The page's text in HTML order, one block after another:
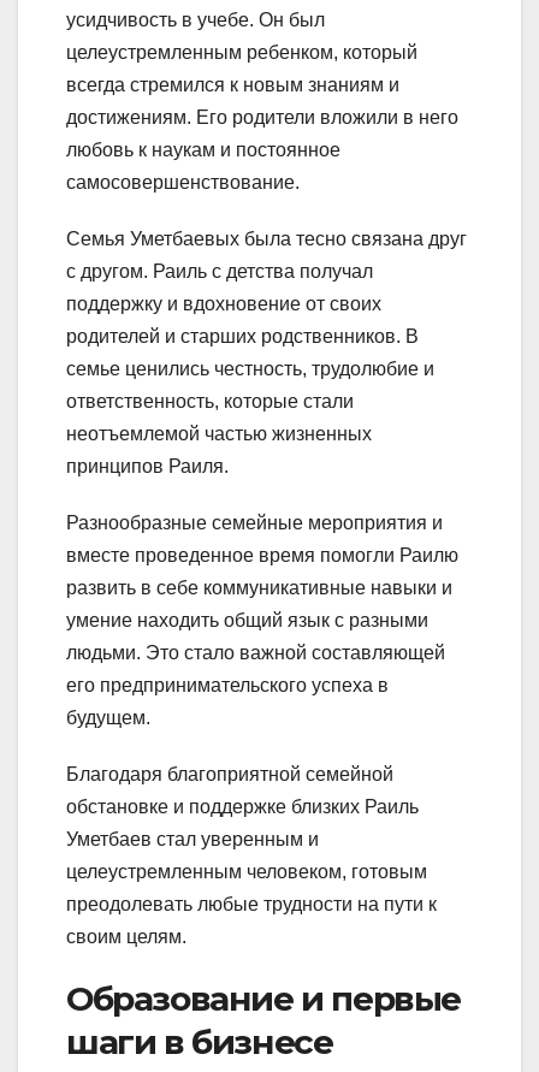
усидчивость в учебе. Он был
целеустремленным ребенком, который
всегда стремился к новым знаниям и
достижениям. Его родители вложили в него
любовь к наукам и постоянное
самосовершенствование.
Семья Уметбаевых была тесно связана друг
с другом. Раиль с детства получал
поддержку и вдохновение от своих
родителей и старших родственников. В
семье ценились честность, трудолюбие и
ответственность, которые стали
неотъемлемой частью жизненных
принципов Раиля.
Разнообразные семейные мероприятия и
вместе проведенное время помогли Раилю
развить в себе коммуникативные навыки и
умение находить общий язык с разными
людьми. Это стало важной составляющей
его предпринимательского успеха в
будущем.
Благодаря благоприятной семейной
обстановке и поддержке близких Раиль
Уметбаев стал уверенным и
целеустремленным человеком, готовым
преодолевать любые трудности на пути к
своим целям.
Образование и первые
шаги в бизнесе